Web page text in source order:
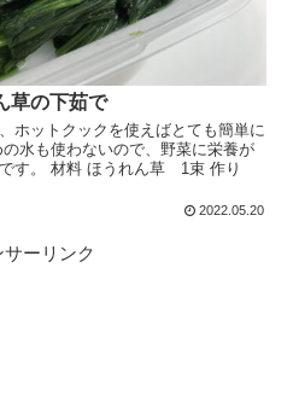
草の下茹で
ホットクックを使えばとても簡単に
水も使わないので、野菜に栄養が
す。 材料 ほうれん草 1束 作り
2022.05.20
サーリンク